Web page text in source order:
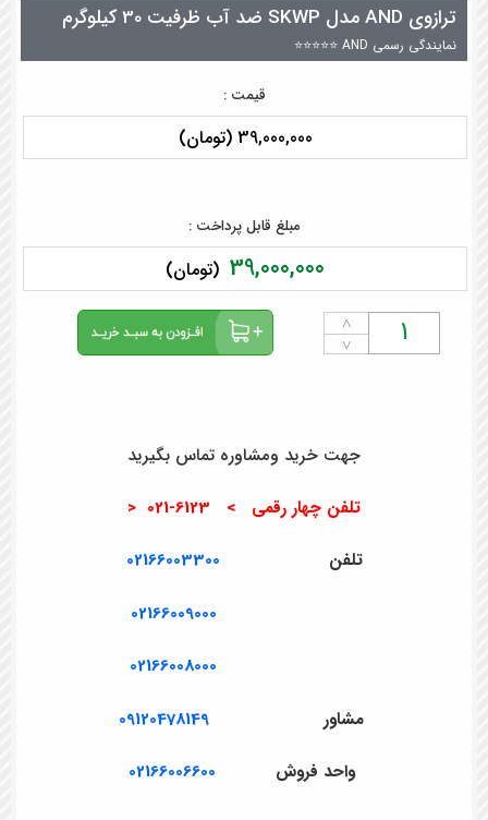
ترازوی AND مدل SKWP ضد آب ظرفیت 30 کیلوگرم
نمایندگی رسمی AND ⭐⭐⭐⭐⭐
قیمت :
39,000,000 (تومان)
مبلغ قابل پرداخت :
39,000,000(تومان)
˄
˅
جهت خرید ومشاوره تماس بگیرید
تلفن چهار رقمی > 6123-021 <
تلفن 02166003300
02166009000
02166008000
مشاور 09120478149
واحد فروش 02166006600